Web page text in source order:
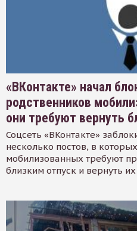
«ВКонтакте» начал
родственников
они требуют вернуть
Соцсеть «ВКонтакте»
несколько постов, в
мобилизованных требуют
близким отпуск и вернуть